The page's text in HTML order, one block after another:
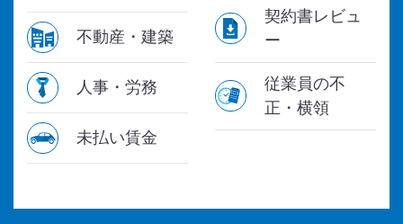
不動産・建築
人事・労務
未払い賃金
契約書レビュ
ー
従業員の不
正・横領